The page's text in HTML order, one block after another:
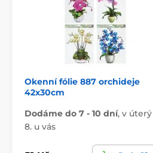
Okenní fólie 887 orchideje
42x30cm
Dodáme do 7 - 10 dní, v úterý
8. u vás